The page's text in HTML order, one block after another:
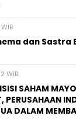
dan
WIB
SAHAM
PERUSAHAAN
DALAM